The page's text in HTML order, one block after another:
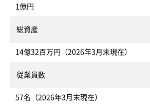
1億円
総資産
14億32百万円（2026年3月末現在）
従業員数
57名（2026年3月末現在）